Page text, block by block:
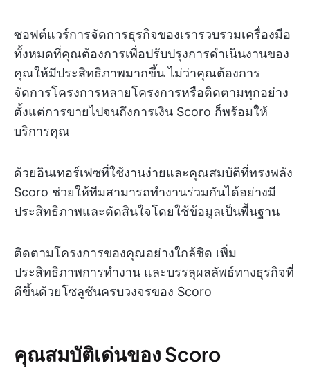
ซอฟต์แวร์การจัดการธุรกิจของเรารวบรวมเครื่องมือ
ทั้งหมดที่คุณต้องการเพื่อปรับปรุงการดำเนินงานของ
คุณให้มีประสิทธิภาพมากขึ้น ไม่ว่าคุณต้องการ
จัดการโครงการหลายโครงการหรือติดตามทุกอย่าง
ตั้งแต่การขายไปจนถึงการเงิน Scoro ก็พร้อมให้
บริการคุณ
ด้วยอินเทอร์เฟซที่ใช้งานง่ายและคุณสมบัติที่ทรงพลัง
Scoro ช่วยให้ทีมสามารถทำงานร่วมกันได้อย่างมี
ประสิทธิภาพและตัดสินใจโดยใช้ข้อมูลเป็นพื้นฐาน
ติดตามโครงการของคุณอย่างใกล้ชิด เพิ่ม
ประสิทธิภาพการทำงาน และบรรลุผลลัพธ์ทางธุรกิจที่
ดีขึ้นด้วยโซลูชันครบวงจรของ Scoro
คุณสมบัติเด่นของ Scoro